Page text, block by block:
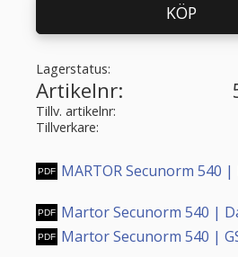
KÖP
Lagerstatus
Artikelnr
Tillv. artikelnr
Tillverkare
MARTOR Secunorm 540
Martor Secunorm 540 |
Martor Secunorm 540 |